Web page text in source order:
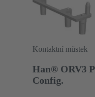
Kontaktní můstek
Han® ORV3
Config.